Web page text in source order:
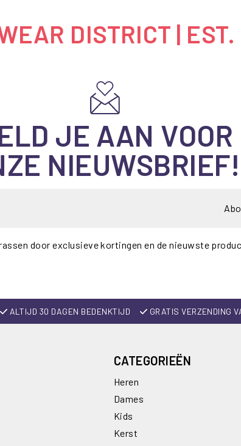
DISTRICT |
JE AAN VOOR
NIEUWSBRIEF!
door exclusieve kortingen en de nieuwste
ALTIJD 30 DAGEN BEDENKTIJD GRATIS VERZENDING
CATEGORIEËN
Heren
Dames
Kids
Kerst